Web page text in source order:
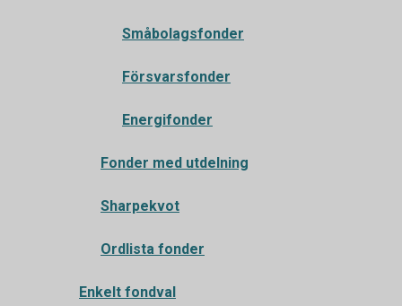
Småbolagsfonder
Försvarsfonder
Energifonder
Fonder med utdelning
Sharpekvot
Ordlista fonder
Enkelt fondval